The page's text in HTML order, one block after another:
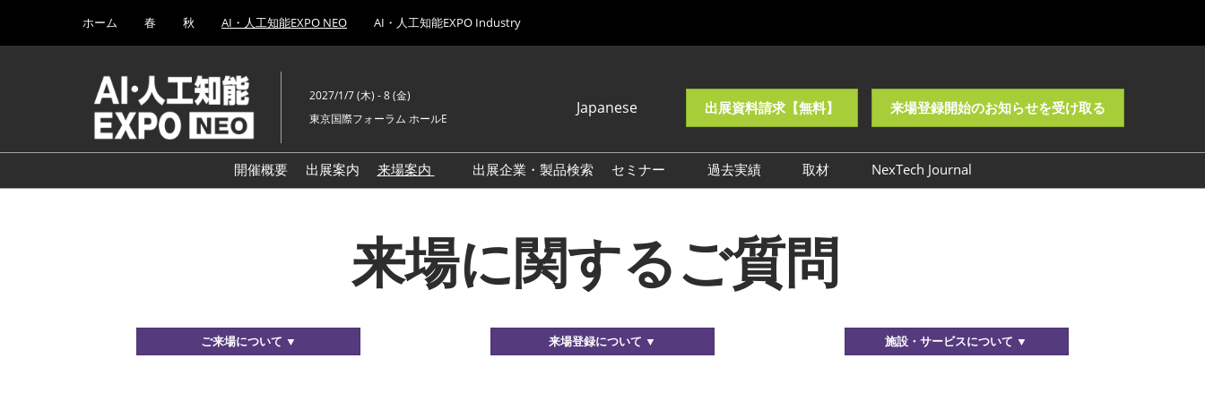
キ
し
進
to
ホーム 春 秋 AI・人工知能EXPO NEO AI・人工知能EXPO Industry
2027/1/7 (木) - 8 (金)
東京国際フォーラム ホールE
Japanese
English
出展資料請求【無料】 来場登録開始のお知らせを受け取る
開催概要 出展案内
来場案内
AXフェーズ1向け来場案内
AXフェーズ2向け来場案内
AXフェーズ4向け来場案内
出展企業・製品検索
セミナー
過去実績
来場者数【NEO】
取材
NexTech Journal
来場に関するご質問
ご来場について ▼ 来場登録について ▼ 施設・サービスについて ▼